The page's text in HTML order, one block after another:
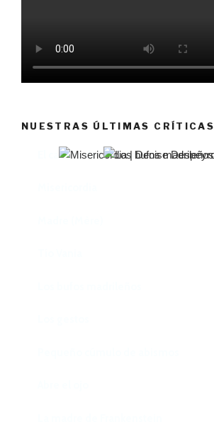
NUESTRAS ÚLTIMAS CRÍTICAS
El castillo de Lindabridis